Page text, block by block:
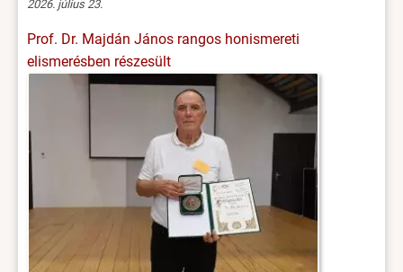
2026. július 23.
Prof. Dr. Majdán János rangos honismereti
elismerésben részesült